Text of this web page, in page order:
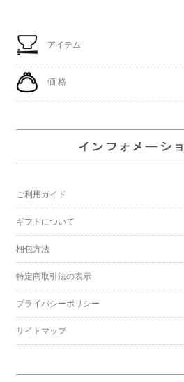
アイテム
価 格
ご利用ガイド
ギフトについて
梱包方法
特定商取引法の表示
プライバシーポリシー
サイトマップ